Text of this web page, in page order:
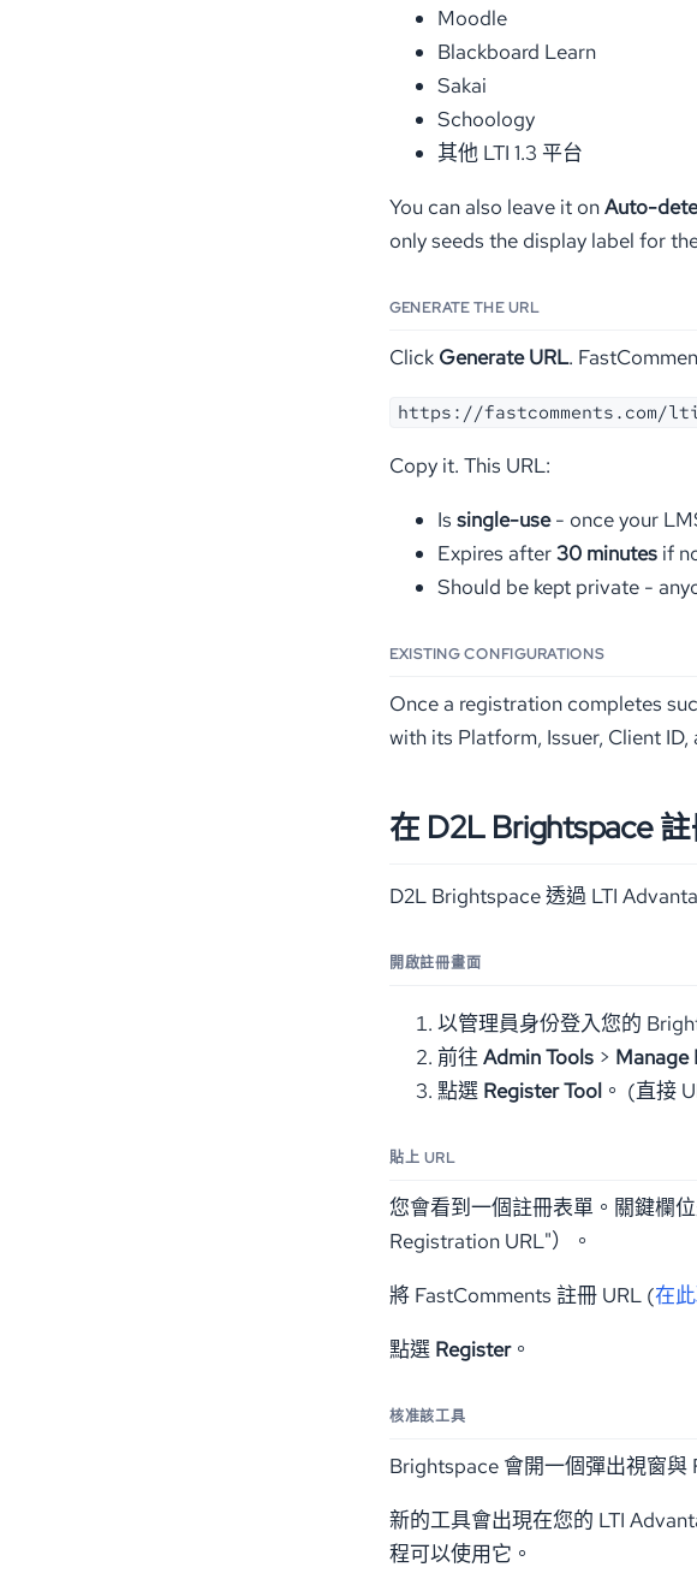
Moodle
Blackboard Learn
Sakai
Schoology
其他 LTI 1.3 平台
You can also leave it onAuto-
only seeds the display label for
GENERATE THE URL
Click Generate URL.
https://fastcomments.com/
Copy it. This URL:
Is single-use- once your
Expires after30 minutes if
Should be kept private -
EXISTING CONFIGURATIONS
Once a registration completes
with its Platform, Issuer, Client
在 D2L Brightspace
D2L Brightspace 透過 LTI
開啟註冊畫面
以管理員身份登入您的
前往 Admin Tools > Manage
點選 Register Tool 。 (直接
貼上 URL
您會看到一個註冊表單。關鍵欄
Registration URL"）。
將 FastComments 註冊 URL (在
點選 Register。
核准該工具
Brightspace 會開一個彈出視窗與
新的工具會出現在您的 LTI
程可以使用它。